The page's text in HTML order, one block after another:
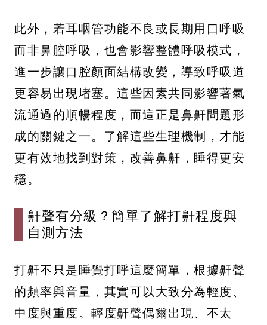
此外，若耳咽管功能不良或長期用口呼吸
而非鼻腔呼吸，也會影響整體呼吸模式，
進一步讓口腔顏面結構改變，導致呼吸道
更容易出現堵塞。這些因素共同影響著氣
流通過的順暢程度，而這正是鼻鼾問題形
成的關鍵之一。了解這些生理機制，才能
更有效地找到對策，改善鼻鼾，睡得更安
穩。
鼾聲有分級？簡單了解打鼾程度與
自測方法
打鼾不只是睡覺打呼這麼簡單，根據鼾聲
的頻率與音量，其實可以大致分為輕度、
中度與重度。輕度鼾聲偶爾出現、不太